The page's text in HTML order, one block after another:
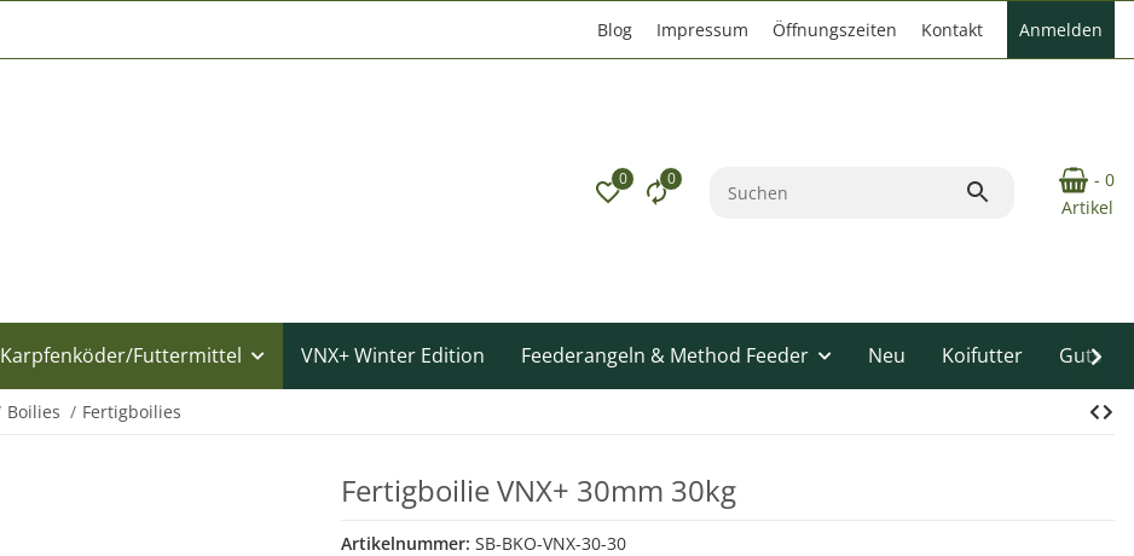
Blog Impressum Öffnungszeiten Kontakt Anmelden
0 0
- 0
Artikel
Karpfenköder/Futtermittel VNX+ Winter Edition Feederangeln & Method Feeder Neu Koifutter
Boilies Fertigboilies
Fertigboilie VNX+ 30mm 30kg
Artikelnummer: SB-BKO-VNX-30-30